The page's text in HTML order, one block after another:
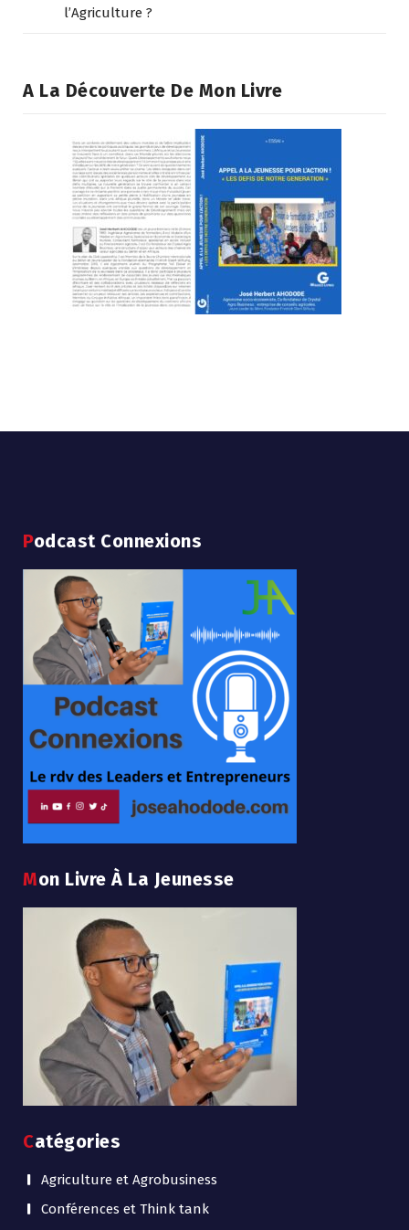
l’Agriculture ?
A La Découverte De Mon Livre
Podcast Connexions
Mon Livre À La Jeunesse
Catégories
Agriculture et Agrobusiness
Conférences et Think tank